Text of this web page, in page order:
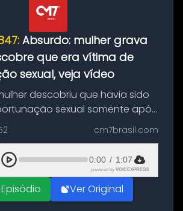
Absurdo: mulher grava
que era vítima de
sexual, veja vídeo
descobriu que havia sido
sexual somente após
que gravou enquanto
de um condomínio em
na Bahia. O c...
cm7brasil.com
0:00 / 1:07
powered by VOICEXPRESS
Ver Original